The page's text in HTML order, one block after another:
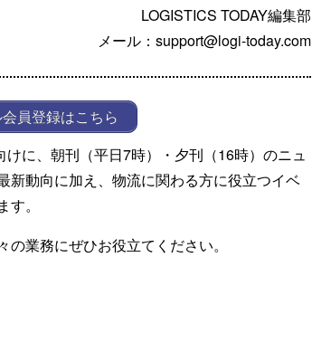
LOGISTICS TODAY編集部
メール：support@logi-today.com
員登録はこちら
に、朝刊（平日7時）・夕刊（16時）のニュ
新動向に加え、物流に関わる方に役立つイベ
。
業務にぜひお役立てください。